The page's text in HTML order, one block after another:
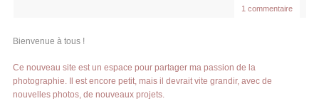
1 commentaire
Bienvenue à tous !
Ce nouveau site est un espace pour partager ma passion de la
photographie. Il est encore petit, mais il devrait vite grandir, avec de
nouvelles photos, de nouveaux projets.